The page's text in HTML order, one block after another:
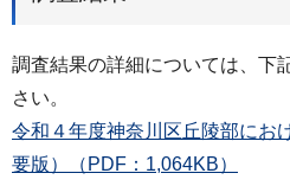
調査結果の詳細については、下
さい。
令和４年度神奈川区丘陵部にお
要版）（PDF：1,064KB）